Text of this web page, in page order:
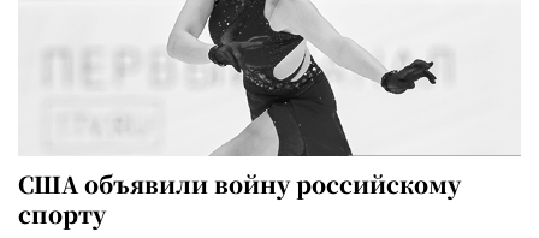
США объявили войну российскому
спорту